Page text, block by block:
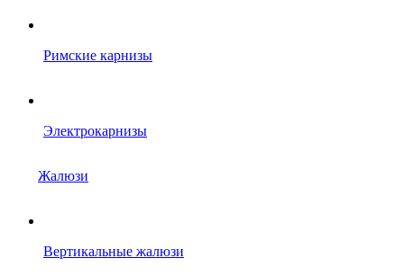
Римские карнизы
Электрокарнизы
Жалюзи
Вертикальные жалюзи